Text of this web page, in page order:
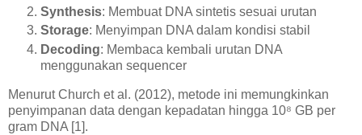
Synthesis: Membuat DNA sintetis sesuai urutan
Storage: Menyimpan DNA dalam kondisi stabil
Decoding: Membaca kembali urutan DNA
menggunakan sequencer
Menurut Church et al. (2012), metode ini memungkinkan
penyimpanan data dengan kepadatan hingga 10⁸ GB per
gram DNA [1].